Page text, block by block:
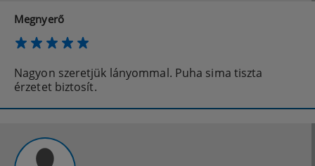
Megnyerő
Nagyon szeretjük lányommal. Puha sima tiszta
érzetet biztosít.